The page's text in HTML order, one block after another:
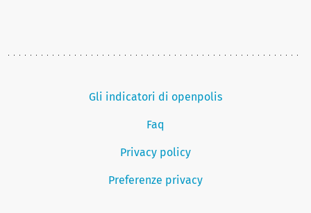
Gli indicatori di openpolis
Faq
Privacy policy
Preferenze privacy